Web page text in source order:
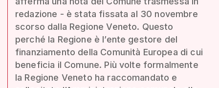
redazione - è stata fissata al 30 novembre
scorso dalla Regione Veneto. Questo
perché la Regione è l’ente gestore del
finanziamento della Comunità Europea di cui
beneficia il Comune. Più volte formalmente
la Regione Veneto ha raccomandato e